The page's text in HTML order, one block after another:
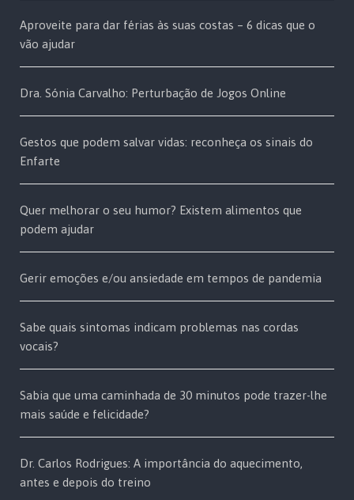
Aproveite para dar férias às suas costas – 6 dicas que o
vão ajudar
Dra. Sónia Carvalho: Perturbação de Jogos Online
Gestos que podem salvar vidas: reconheça os sinais do
Enfarte
Quer melhorar o seu humor? Existem alimentos que
podem ajudar
Gerir emoções e/ou ansiedade em tempos de pandemia
Sabe quais sintomas indicam problemas nas cordas
vocais?
Sabia que uma caminhada de 30 minutos pode trazer-lhe
mais saúde e felicidade?
Dr. Carlos Rodrigues: A importância do aquecimento,
antes e depois do treino